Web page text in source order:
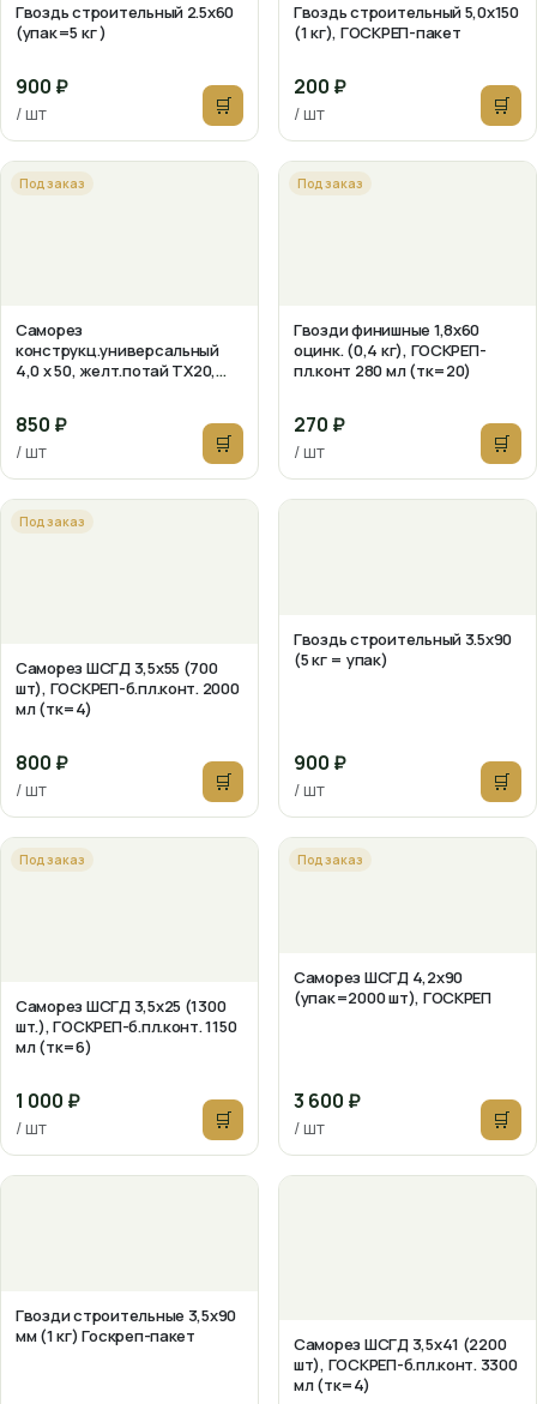
Гвоздь строительный 2.5х60
(упак=5 кг )
900 ₽
/ шт 🛒
Гвоздь строительный 5,0х150
(1 кг), ГОСКРЕП-пакет
200 ₽
/ шт 🛒
Под заказ
Саморез
конструкц.универсальный
4,0 x 50, желт.потай TX20,
850 ₽
/ шт 🛒
Под заказ
Гвозди финишные 1,8х60
оцинк. (0,4 кг), ГОСКРЕП-
пл.конт 280 мл (тк=20)
270 ₽
/ шт 🛒
Под заказ
Саморез ШСГД 3,5х55 (700
шт), ГОСКРЕП-б.пл.конт. 2000
мл (тк=4)
800 ₽
/ шт 🛒
Гвоздь строительный 3.5х90
(5 кг = упак)
900 ₽
/ шт 🛒
Под заказ
Саморез ШСГД 3,5х25 (1300
шт.), ГОСКРЕП-б.пл.конт. 1150
мл (тк=6)
1 000 ₽
/ шт 🛒
Под заказ
Саморез ШСГД 4,2х90
(упак=2000 шт), ГОСКРЕП
3 600 ₽
/ шт 🛒
Гвозди строительные 3,5х90
мм (1 кг) Госкреп-пакет
Саморез ШСГД 3,5х41 (2200
шт), ГОСКРЕП-б.пл.конт. 3300
мл (тк=4)